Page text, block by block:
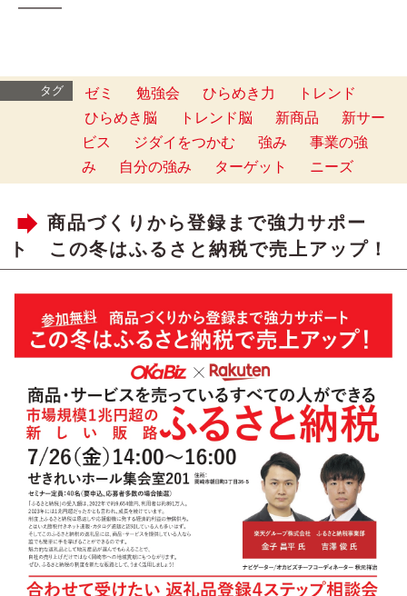
━━━
タグ ゼミ 勉強会 ひらめき力
トレンド
ひらめき脳
トレンド脳 新商品
新サー
ビス
ジダイをつかむ 強み
事業の強
み
自分の強み ターゲット ニーズ
商品づくりから登録まで強力サポー
ト この冬はふるさと納税で売上アップ！